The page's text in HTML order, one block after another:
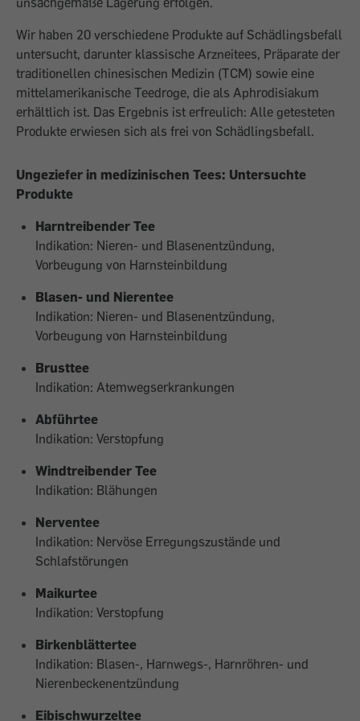
Wir haben 20 verschiedene Produkte auf Schädlingsbefall
untersucht, darunter klassische Arzneitees, Präparate der
traditionellen chinesischen Medizin (TCM) sowie eine
mittelamerikanische Teedroge, die als Aphrodisiakum
erhältlich ist. Das Ergebnis ist erfreulich: Alle getesteten
Produkte erwiesen sich als frei von Schädlingsbefall.
Ungeziefer in medizinischen Tees: Untersuchte
Produkte
Harntreibender Tee
Indikation: Nieren- und Blasenentzündung,
Vorbeugung von Harnsteinbildung
Blasen- und Nierentee
Indikation: Nieren- und Blasenentzündung,
Vorbeugung von Harnsteinbildung
Brusttee
Indikation: Atemwegserkrankungen
Abführtee
Indikation: Verstopfung
Windtreibender Tee
Indikation: Blähungen
Nerventee
Indikation: Nervöse Erregungszustände und
Schlafstörungen
Maikurtee
Indikation: Verstopfung
Birkenblättertee
Indikation: Blasen-, Harnwegs-, Harnröhren- und
Nierenbeckenentzündung
Eibischwurzeltee